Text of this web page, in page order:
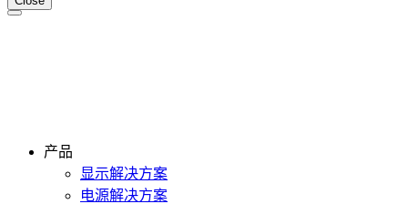
产品
显示解决方案
电源解决方案